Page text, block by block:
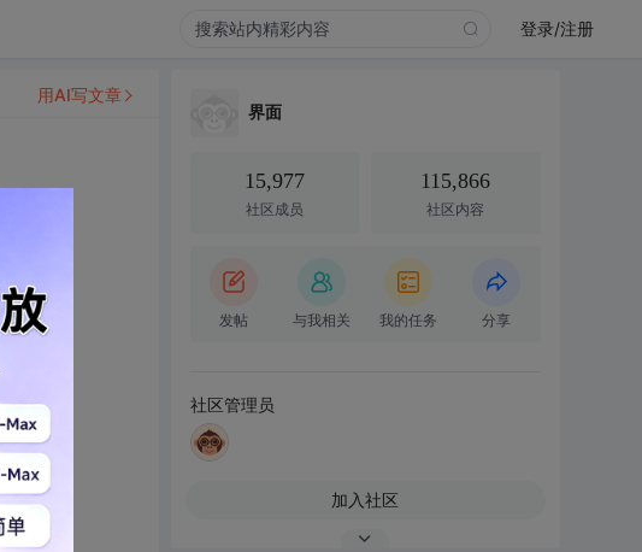
登录/注册
用AI写文章
界面
15,977
社区成员
115,866
社区内容
发帖 与我相关 我的任务 分享
社区管理员
加入社区